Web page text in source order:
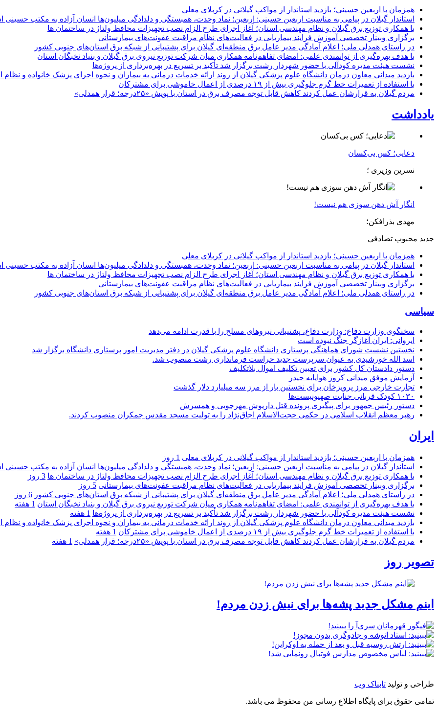
همزمان با اربعین حسینی؛ بازدید استاندار از مواکب گیلانی در کربلای معلی
استاندار گیلان در پیامی به مناسبت اربعین حسینی: اربعین؛ نماد وحدت، همبستگی و دلدادگی میلیون‌ها انسان آزاده به مکتب
با همکاری توزیع برق گیلان و نظام مهندسی استان؛ آغاز اجرای طرح الزام نصب تجهیزات محافظ ولتاژ در ساختمان ها
برگزاری وبینار تخصصی آموزش فرایند بیماریابی در فعالیت‌های نظام مراقبت عفونت‌های بیمارستانی
در راستای همدلی ملی؛ اعلام آمادگی مدیر عامل برق منطقه‌ای گیلان برای پشتیبانی از شبكه برق استان‌های جنوبی كشور
با هدف بهره‌گیری از توانمندی علمی: امضای تفاهم‌نامه همكاری میان شركت توزیع نیروی برق گیلان و بنیاد نخبگان استان
نشست هیئت مدیره کودآلی با حضور شهردار رشت برگزار شد تأکید بر تسریع در بهره‌برداری از پروژه‌ها
بازدید میدانی معاون درمان دانشگاه علوم پزشکی گیلان از روند ارائه خدمات درمانی به بیماران و نحوه اجرای پزشک خانواده و
با استفاده از تعمیرات خط گرم جلوگیری بیش از ۱۹ درصدی از اعمال خاموشی برای مشتركان
مردم گیلان به قرارشان عمل کردند كاهش قابل توجه مصرف برق در استان با پویش «۲۵درجه؛ قرار همدلی»
یادداشت
دعایی؛ کس بی‌کسان
نسرین وزیری ؛
انگار آش دهن سوزی هم نیست!
مهدی بذرافکن؛
جدید محبوب تصادفی
همزمان با اربعین حسینی؛ بازدید استاندار از مواکب گیلانی در کربلای معلی
استاندار گیلان در پیامی به مناسبت اربعین حسینی: اربعین؛ نماد وحدت، همبستگی و دلدادگی میلیون‌ها انسان آزاده به مکتب
با همکاری توزیع برق گیلان و نظام مهندسی استان؛ آغاز اجرای طرح الزام نصب تجهیزات محافظ ولتاژ در ساختمان ها
برگزاری وبینار تخصصی آموزش فرایند بیماریابی در فعالیت‌های نظام مراقبت عفونت‌های بیمارستانی
در راستای همدلی ملی؛ اعلام آمادگی مدیر عامل برق منطقه‌ای گیلان برای پشتیبانی از شبكه برق استان‌های جنوبی كشور
سیاسی
سخنگوی وزارت دفاع: وزارت دفاع، پشتیبانی نیرو‌های مسلح را با قدرت ادامه می‌دهد
ایروانی: ایران آغازگر جنگ نبوده است
نخستین نشست شورای هماهنگی پرستاری دانشگاه علوم پزشکی گیلان در دفتر مدیریت امور پرستاری دانشگاه برگزار شد
اسد الله خورشیدی به عنوان سرپرست جدید حراست فرمانداری رشت منصوب شد.
دستور دادستان کل کشور برای تعیین تکلیف اموال بلاتکلیف
آزمایش موفق میدانی کروز هواپایه حیدر
تجارت خارجی مرز پرویزخان برای نخستین بار از مرز سه میلیارد دلار گذشت
۱۰۳۰ کودک قربانی جنایت صهیونیست‌ها
دستور رئیس جمهور برای پیگیری پرونده قتل داریوش مهرجویی و همسرش
رهبر معظم انقلاب اسلامی در حکمی حجت‌الاسلام اجاق‌نژاد را به تولیت مسجد مقدس جمکران منصوب کردند.
ایران
همزمان با اربعین حسینی؛ بازدید استاندار از مواکب گیلانی در کربلای معلی 1 روز
استاندار گیلان در پیامی به مناسبت اربعین حسینی: اربعین؛ نماد وحدت، همبستگی و دلدادگی میلیون‌ها انسان آزاده به مکتب
با همکاری توزیع برق گیلان و نظام مهندسی استان؛ آغاز اجرای طرح الزام نصب تجهیزات محافظ ولتاژ در ساختمان ها 3 روز
برگزاری وبینار تخصصی آموزش فرایند بیماریابی در فعالیت‌های نظام مراقبت عفونت‌های بیمارستانی 5 روز
در راستای همدلی ملی؛ اعلام آمادگی مدیر عامل برق منطقه‌ای گیلان برای پشتیبانی از شبكه برق استان‌های جنوبی كشور 6 روز
با هدف بهره‌گیری از توانمندی علمی: امضای تفاهم‌نامه همكاری میان شركت توزیع نیروی برق گیلان و بنیاد نخبگان استان 1 هفته
نشست هیئت مدیره کودآلی با حضور شهردار رشت برگزار شد تأکید بر تسریع در بهره‌برداری از پروژه‌ها 1 هفته
بازدید میدانی معاون درمان دانشگاه علوم پزشکی گیلان از روند ارائه خدمات درمانی به بیماران و نحوه اجرای پزشک خانواده و
با استفاده از تعمیرات خط گرم جلوگیری بیش از ۱۹ درصدی از اعمال خاموشی برای مشتركان
1 هفته
مردم گیلان به قرارشان عمل کردند كاهش قابل توجه مصرف برق در استان با پویش «۲۵درجه؛ قرار همدلی»
1 هفته
تصویر روز
اینم مشکل جدید پشه‌ها برای نیش زدن مردم!
طراحی و تولید تابناک وب
تمامی حقوق برای پایگاه اطلاع رسانی من محفوظ می باشد.